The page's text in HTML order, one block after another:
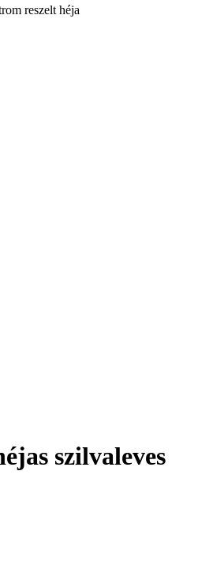
reszelt héja
szilvaleves